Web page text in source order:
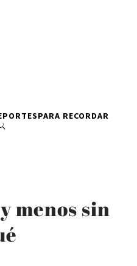
PARA RECORDAR
menos sin